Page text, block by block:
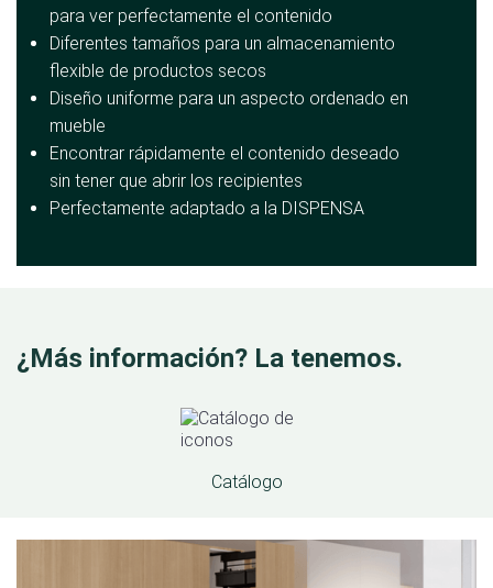
para ver perfectamente el contenido
Diferentes tamaños para un almacenamiento
flexible de productos secos
Diseño uniforme para un aspecto ordenado en
mueble
Encontrar rápidamente el contenido deseado
sin tener que abrir los recipientes
Perfectamente adaptado a la DISPENSA
¿Más información? La tenemos.
Catálogo